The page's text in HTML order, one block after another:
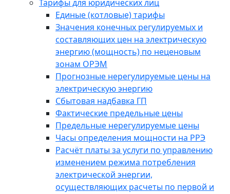
Тарифы для юридических лиц
Единые (котловые) тарифы
Значения конечных регулируемых и
составляющих цен на электрическую
энергию (мощность) по неценовым
зонам ОРЭМ
Прогнозные нерегулируемые цены на
электрическую энергию
Сбытовая надбавка ГП
Фактические предельные цены
Предельные нерегулируемые цены
Часы определения мощности на РРЭ
Расчёт платы за услуги по управлению
изменением режима потребления
электрической энергии,
осуществляющих расчеты по первой и